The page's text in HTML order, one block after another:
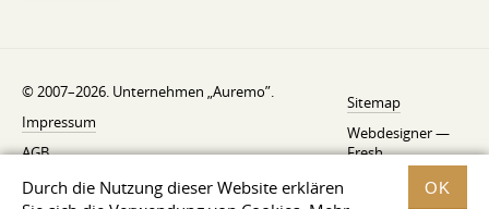
Durch die Nutzung dieser Website erklären
OK
© 2007–2026. Unternehmen „Auremo”.
Impressum
AGB
Widerrufsbelehrung
Sitemap
Webdesigner —
Fresh